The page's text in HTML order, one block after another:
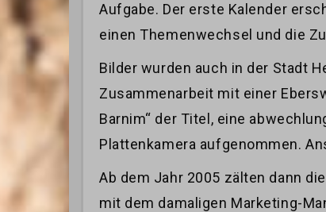
Aufgabe. Der erste Kalender
einen Themenwechsel und die
Bilder wurden auch in der Stadt
Zusammenarbeit mit einer
Barnim“ der Titel, eine
Plattenkamera aufgenommen.
Ab dem Jahr 2005 zälten dann
mit dem damaligen Marketing-